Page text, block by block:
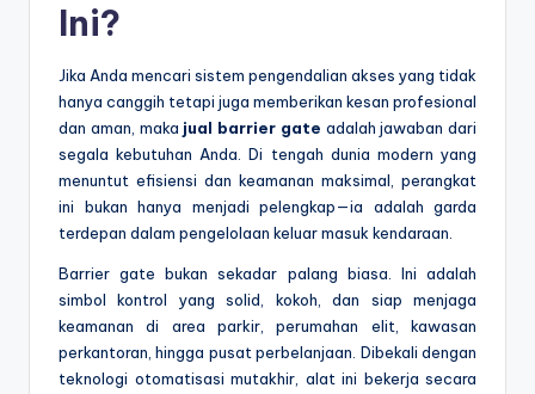
Ini?
Jika Anda mencari sistem pengendalian akses yang tidak
hanya canggih tetapi juga memberikan kesan profesional
dan aman, maka jual barrier gate adalah jawaban dari
segala kebutuhan Anda. Di tengah dunia modern yang
menuntut efisiensi dan keamanan maksimal, perangkat
ini bukan hanya menjadi pelengkap—ia adalah garda
terdepan dalam pengelolaan keluar masuk kendaraan.
Barrier gate bukan sekadar palang biasa. Ini adalah
simbol kontrol yang solid, kokoh, dan siap menjaga
keamanan di area parkir, perumahan elit, kawasan
perkantoran, hingga pusat perbelanjaan. Dibekali dengan
teknologi otomatisasi mutakhir, alat ini bekerja secara